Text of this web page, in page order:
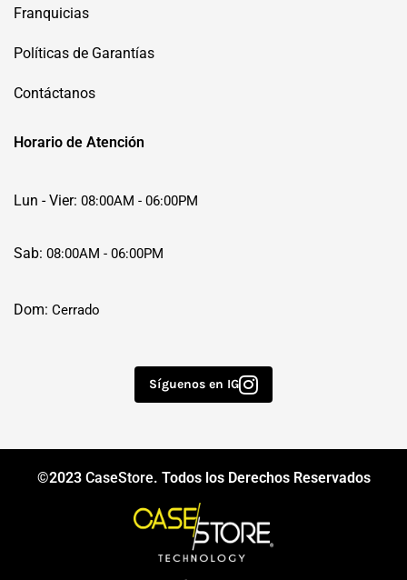
Franquicias
Políticas de Garantías
Contáctanos
Horario de Atención
Lun - Vier: 08:00AM - 06:00PM
Sab: 08:00AM - 06:00PM
Dom: Cerrado
Síguenos en IG
©2023 CaseStore. Todos los Derechos Reservados